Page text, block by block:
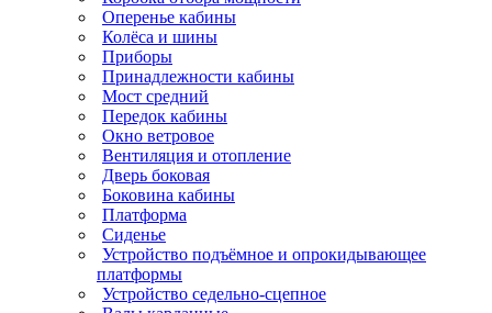
Оперенье кабины
Колёса и шины
Приборы
Принадлежности кабины
Мост средний
Передок кабины
Окно ветровое
Вентиляция и отопление
Дверь боковая
Боковина кабины
Платформа
Сиденье
Устройство подъёмное и опрокидывающее
платформы
Устройство седельно-сцепное